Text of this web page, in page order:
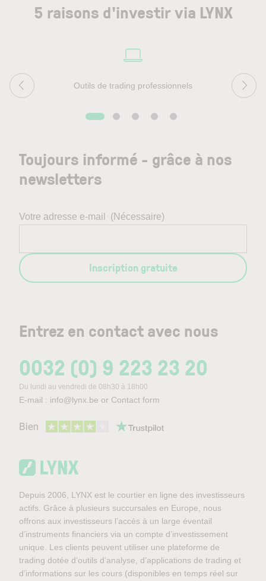
5 raisons d'investir via LYNX
Outils de trading professionnels
Entrez en contact avec nous
0032 (0) 9 223 23 20
Du lundi au vendredi de 08h30 à 18h00
E-mail : info@lynx.be or Contact form
Toujours informé - grâce à nos
newsletters
Votre adresse e-mail (Nécessaire)
Inscription gratuite
Depuis 2006, LYNX est le courtier en ligne des investisseurs
actifs. Grâce à plusieurs succursales en Europe, nous
offrons aux investisseurs l’accès à un large éventail
d’instruments financiers via un compte d’investissement
unique. Les clients peuvent utiliser une plateforme de
trading dotée d’outils d’analyse, d’applications de trading et
d’informations sur les cours (disponibles en temps réel sur